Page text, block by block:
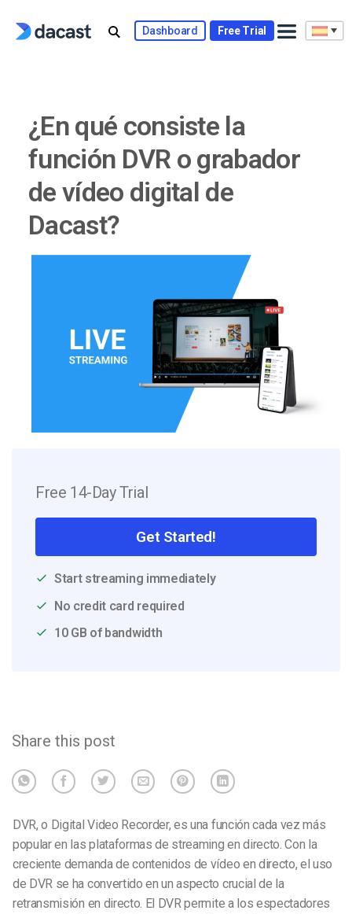
Dashboard Free Trial
¿En qué consiste la
función DVR o grabador
de vídeo digital de
Dacast?
Free 14-Day Trial
Get Started!
Start streaming immediately
No credit card required
10 GB of bandwidth
Share this post
DVR, o Digital Video Recorder, es una función cada vez más
popular en las plataformas de streaming en directo. Con la
creciente demanda de contenidos de vídeo en directo, el uso
de DVR se ha convertido en un aspecto crucial de la
retransmisión en directo. El DVR permite a los espectadores